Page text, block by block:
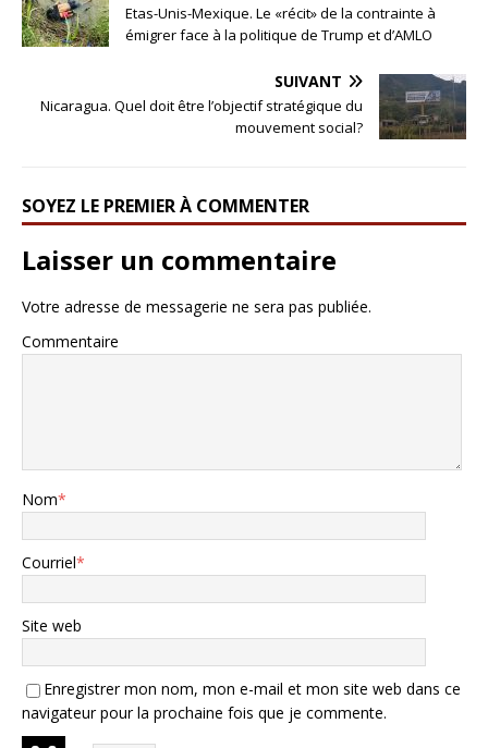
Etas-Unis-Mexique. Le «récit» de la contrainte à
émigrer face à la politique de Trump et d’AMLO
SUIVANT
Nicaragua. Quel doit être l’objectif stratégique du
mouvement social?
SOYEZ LE PREMIER À COMMENTER
Laisser un commentaire
Votre adresse de messagerie ne sera pas publiée.
Commentaire
Nom*
Courriel*
Site web
Enregistrer mon nom, mon e-mail et mon site web dans ce
navigateur pour la prochaine fois que je commente.